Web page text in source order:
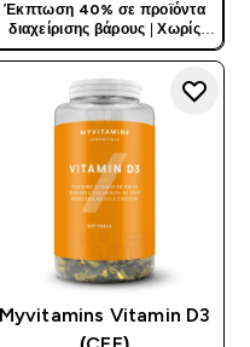
Έκπτωση 40% σε προϊόντα
διαχείρισης βάρους |Χωρίς
Κωδικό
Myvitamins Vitamin D3